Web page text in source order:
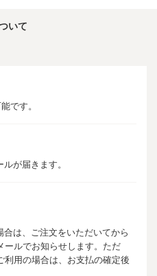
いて
です。
が届きます。
は、ご注文をいただいてから
ールでお知らせします。ただ
利用の場合は、お支払の確定後